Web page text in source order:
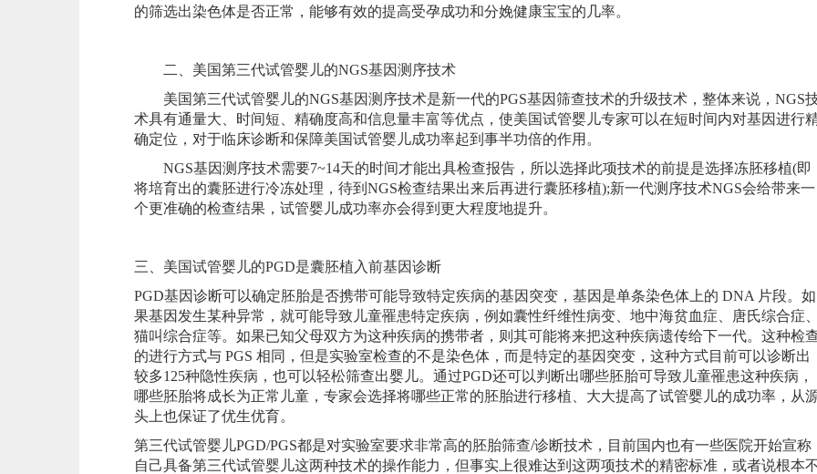
的筛选出染色体是否正常，能够有效的提高受孕成功和分娩健康宝宝的几率。
二、美国第三代试管婴儿的NGS基因测序技术
美国第三代试管婴儿的NGS基因测序技术是新一代的PGS基因筛查技术的升级技术，整体来说，NGS
术具有通量大、时间短、精确度高和信息量丰富等优点，使美国试管婴儿专家可以在短时间内对基因进行
确定位，对于临床诊断和保障美国试管婴儿成功率起到事半功倍的作用。
NGS基因测序技术需要7~14天的时间才能出具检查报告，所以选择此项技术的前提是选择冻胚移植(即
将培育出的囊胚进行冷冻处理，待到NGS检查结果出来后再进行囊胚移植);新一代测序技术NGS会给带来一
个更准确的检查结果，试管婴儿成功率亦会得到更大程度地提升。
三、美国试管婴儿的PGD是囊胚植入前基因诊断
PGD基因诊断可以确定胚胎是否携带可能导致特定疾病的基因突变，基因是单条染色体上的 DNA 片段。如
果基因发生某种异常，就可能导致儿童罹患特定疾病，例如囊性纤维性病变、地中海贫血症、唐氏综合症、
猫叫综合症等。如果已知父母双方为这种疾病的携带者，则其可能将来把这种疾病遗传给下一代。这种检
的进行方式与 PGS 相同，但是实验室检查的不是染色体，而是特定的基因突变，这种方式目前可以诊断出
较多125种隐性疾病，也可以轻松筛查出婴儿。通过PGD还可以判断出哪些胚胎可导致儿童罹患这种疾病，
哪些胚胎将成长为正常儿童，专家会选择将哪些正常的胚胎进行移植、大大提高了试管婴儿的成功率，从
头上也保证了优生优育。
第三代试管婴儿PGD/PGS都是对实验室要求非常高的胚胎筛查/诊断技术，目前国内也有一些医院开始宣称
自己具备第三代试管婴儿这两种技术的操作能力，但事实上很难达到这两项技术的精密标准，或者说根本